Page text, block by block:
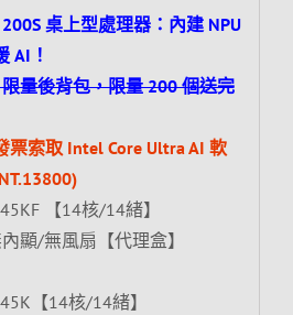
桌上型處理器：內建 NPU
AI！
量後背包，限量 200 個送完
票索取 Intel Core Ultra AI 軟
【14核/14緒】
顯/無風扇【代理盒】
【14核/14緒】